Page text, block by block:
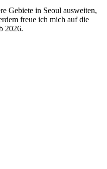
Gebiete in Seoul ausweiten,
freue ich mich auf die
2026.